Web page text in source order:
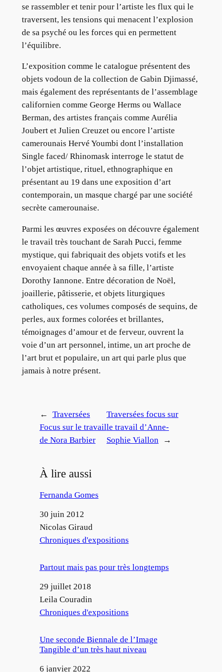
se rassembler et tenir pour l’artiste les flux qui le
traversent, les tensions qui menacent l’explosion
de sa psyché ou les forces qui en permettent
l’équilibre.
L’exposition comme le catalogue présentent des
objets vodoun de la collection de Gabin Djimassé,
mais également des représentants de l’assemblage
californien comme George Herms ou Wallace
Berman, des artistes français comme Aurélia
Joubert et Julien Creuzet ou encore l’artiste
camerounais Hervé Youmbi dont l’installation
Single faced/ Rhinomask interroge le statut de
l’objet artistique, rituel, ethnographique en
présentant au 19 dans une exposition d’art
contemporain, un masque chargé par une société
secrète camerounaise.
Parmi les œuvres exposées on découvre également
le travail très touchant de Sarah Pucci, femme
mystique, qui fabriquait des objets votifs et les
envoyaient chaque année à sa fille, l’artiste
Dorothy Iannone. Entre décoration de Noël,
joaillerie, pâtisserie, et objets liturgiques
catholiques, ces volumes composés de sequins, de
perles, aux formes colorées et brillantes,
témoignages d’amour et de ferveur, ouvrent la
voie d’un art personnel, intime, un art proche de
l’art brut et populaire, un art qui parle plus que
jamais à notre présent.
←
Traversées
Focus sur le travail
de Nora Barbier
Traversées focus sur
le travail d’Anne-
Sophie Viallon
→
À lire aussi
Fernanda Gomes
Date
30 juin 2012
Auteur
Nicolas Giraud
Par rapport à
Chroniques d'expositions
Partout mais pas pour très longtemps
Date
29 juillet 2018
Auteur
Leila Couradin
Par rapport à
Chroniques d'expositions
Une seconde Biennale de l’Image
Tangible d’un très haut niveau
Date
6 janvier 2022